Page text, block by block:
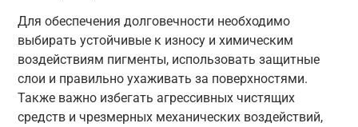
Для обеспечения долговечности необходимо
выбирать устойчивые к износу и химическим
воздействиям пигменты, использовать защитные
слои и правильно ухаживать за поверхностями.
Также важно избегать агрессивных чистящих
средств и чрезмерных механических воздействий,